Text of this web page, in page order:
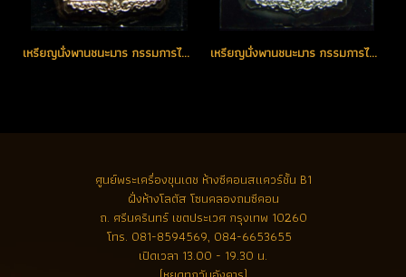
เหรียญนั่งพานชนะมาร กรรมการไม่ตัดปีก เนื้อนวะโลหะ No.9 (โทรถาม) เหรียญนั่งพานชนะมาร กรรมการไม่ตัดปีก เนื้อเงิน No.9 (โทรถาม)
ศูนย์พระเครื่องขุนเดช ห้างซีคอนสแควร์ชั้น B1
ฝั่งห้างโลตัส โซนคลองถมซีคอน
ถ. ศรีนครินทร์ เขตประเวศ กรุงเทพ 10260
โทร. 081-8594569, 084-6653655
เปิดเวลา 13.00 - 19.30 น.